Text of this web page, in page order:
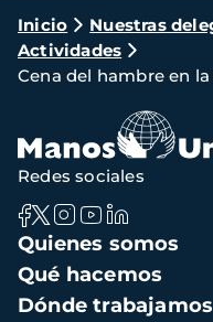
Ruta
de
navegación
Inicio Nuestras
Actividades
Cena del hambre en
Navegación
principal
Quienes somos
Qué hacemos
Dónde trabajamos
Redes sociales